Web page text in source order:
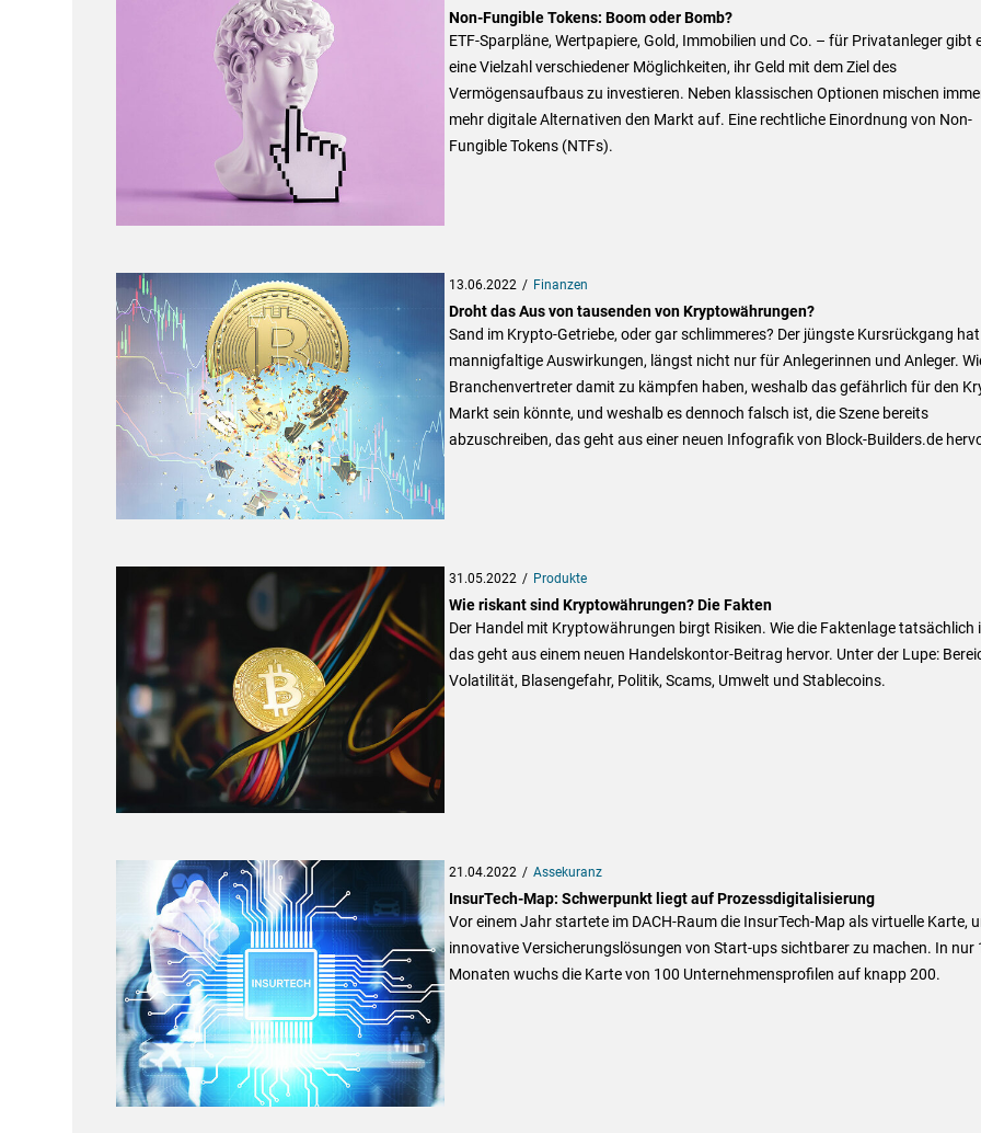
Non-Fungible Tokens: Boom oder Bomb?
ETF-Sparpläne, Wertpapiere, Gold, Immobilien und Co. – für Privatanleger gibt
eine Vielzahl verschiedener Möglichkeiten, ihr Geld mit dem Ziel des
Vermögensaufbaus zu investieren. Neben klassischen Optionen mischen
mehr digitale Alternativen den Markt auf. Eine rechtliche Einordnung von Non-
Fungible Tokens (NTFs).
13.06.2022 Finanzen
Droht das Aus von tausenden von Kryptowährungen?
Sand im Krypto-Getriebe, oder gar schlimmeres? Der jüngste Kursrückgang hat
mannigfaltige Auswirkungen, längst nicht nur für Anlegerinnen und Anleger.
Branchenvertreter damit zu kämpfen haben, weshalb das gefährlich für den
Markt sein könnte, und weshalb es dennoch falsch ist, die Szene bereits
abzuschreiben, das geht aus einer neuen Infografik von Block-Builders.de
31.05.2022 Produkte
Wie riskant sind Kryptowährungen? Die Fakten
Der Handel mit Kryptowährungen birgt Risiken. Wie die Faktenlage tatsächlich
das geht aus einem neuen Handelskontor-Beitrag hervor. Unter der Lupe:
Volatilität, Blasengefahr, Politik, Scams, Umwelt und Stablecoins.
21.04.2022 Assekuranz
InsurTech-Map: Schwerpunkt liegt auf Prozessdigitalisierung
Vor einem Jahr startete im DACH-Raum die InsurTech-Map als virtuelle Karte,
innovative Versicherungslösungen von Start-ups sichtbarer zu machen. In nur
Monaten wuchs die Karte von 100 Unternehmensprofilen auf knapp 200.